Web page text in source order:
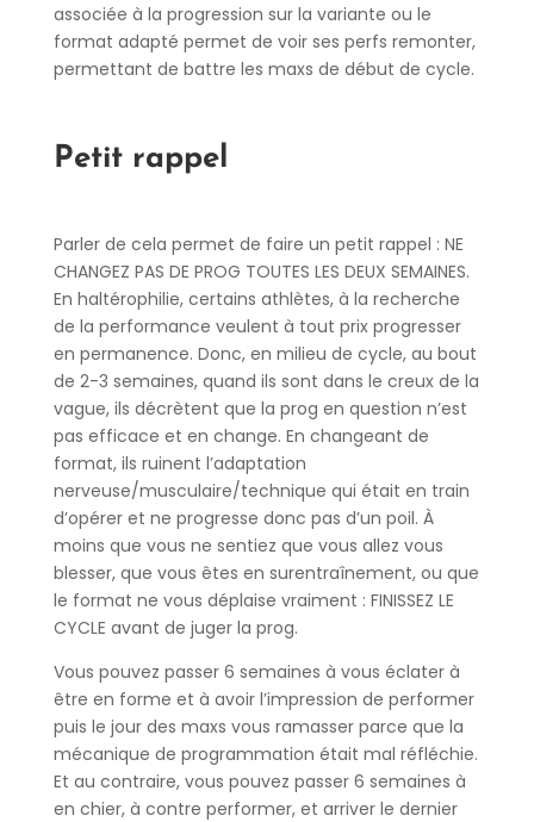
associée à la progression sur la variante ou le
format adapté permet de voir ses perfs remonter,
permettant de battre les maxs de début de cycle.
Petit rappel
Parler de cela permet de faire un petit rappel : NE
CHANGEZ PAS DE PROG TOUTES LES DEUX SEMAINES.
En haltérophilie, certains athlètes, à la recherche
de la performance veulent à tout prix progresser
en permanence. Donc, en milieu de cycle, au bout
de 2-3 semaines, quand ils sont dans le creux de la
vague, ils décrètent que la prog en question n’est
pas efficace et en change. En changeant de
format, ils ruinent l’adaptation
nerveuse/musculaire/technique qui était en train
d’opérer et ne progresse donc pas d’un poil. À
moins que vous ne sentiez que vous allez vous
blesser, que vous êtes en surentraînement, ou que
le format ne vous déplaise vraiment : FINISSEZ LE
CYCLE avant de juger la prog.
Vous pouvez passer 6 semaines à vous éclater à
être en forme et à avoir l’impression de performer
puis le jour des maxs vous ramasser parce que la
mécanique de programmation était mal réfléchie.
Et au contraire, vous pouvez passer 6 semaines à
en chier, à contre performer, et arriver le dernier